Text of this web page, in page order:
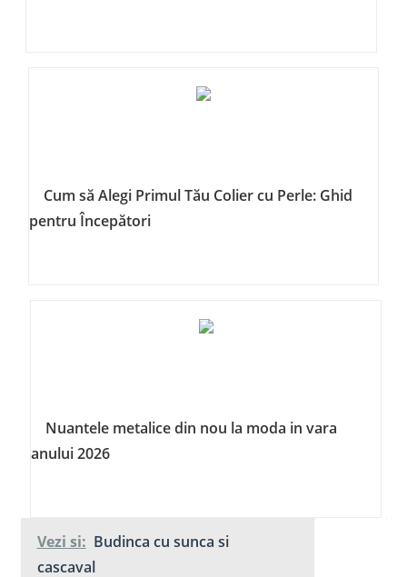
Cum să Alegi Primul Tău Colier cu Perle: Ghid
pentru Începători
Nuantele metalice din nou la moda in vara
anului 2026
Vezi si: Budinca cu sunca si
cascaval